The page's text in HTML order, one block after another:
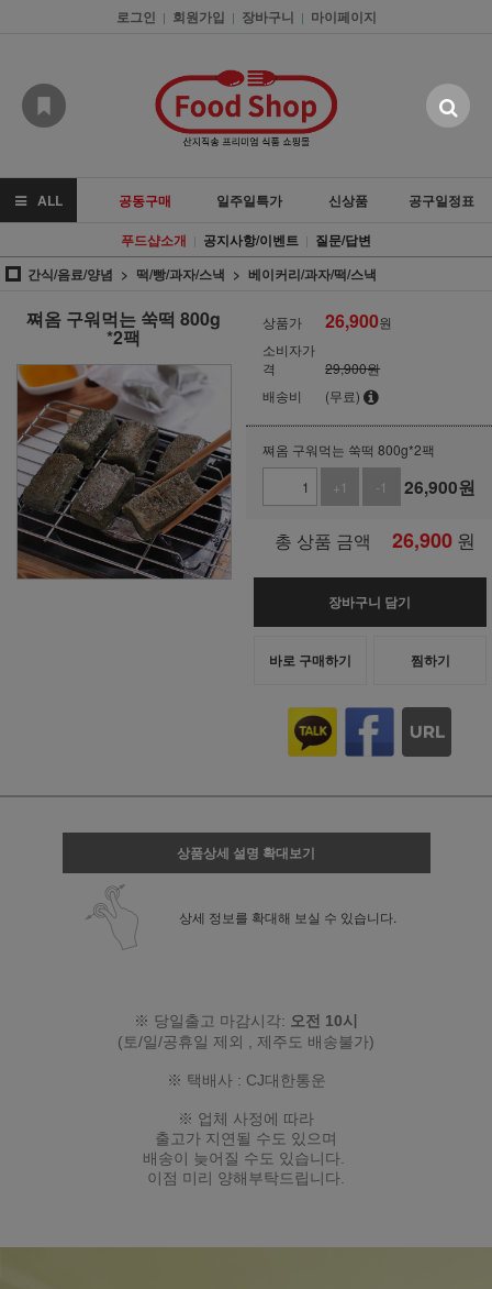
로그인 | 회원가입 | 장바구니 | 마이페이지
ALL 공동구매 일주일특가 신상품
공구일정표
푸드샵소개 | 공지사항/이벤트 | 질문/답변
간식/음료/양념
떡/빵/과자/스낵 베이커리/과자/떡/스낵
쪄옴 구워먹는 쑥떡 800g
*2팩
상품가 26,900원
소비자가
격
29,900원
배송비
(무료)
쪄옴 구워먹는 쑥떡 800g*2팩
+1
-1 26,900원
총 상품 금액 26,900 원
장바구니 담기
바로 구매하기 찜하기
상품상세 설명 확대보기
상세 정보를 확대해 보실 수 있습니다.
※ 당일출고 마감시각: 오전 10시
(토/일/공휴일 제외
, 제주도 배송불가)
※ 택배사 : CJ대한통운
※ 업체 사정에 따라
출고가 지연될 수도 있으며
배송이 늦어질 수도 있습니다.
이점 미리 양해부탁드립니다.